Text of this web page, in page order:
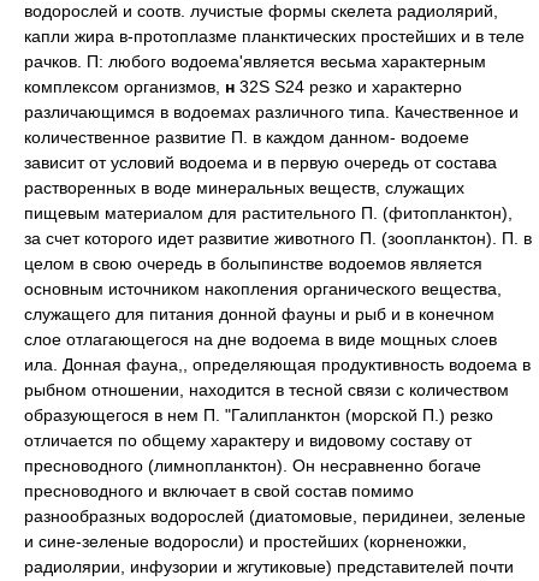
водорослей и соотв. лучистые формы скелета радиолярий,
капли жира в-протоплазме планктических простейших и в теле
рачков. П: любого водоема'является весьма характерным
комплексом организмов, н 32S S24 резко и характерно
различающимся в водоемах различного типа. Качественное и
количественное развитие П. в каждом данном- водоеме
зависит от условий водоема и в первую очередь от состава
растворенных в воде минеральных веществ, служащих
пищевым материалом для растительного П. (фитопланктон),
за счет которого идет развитие животного П. (зоопланктон). П. в
целом в свою очередь в болыпинстве водоемов является
основным источником накопления органического вещества,
служащего для питания донной фауны и рыб и в конечном
слое отлагающегося на дне водоема в виде мощных слоев
ила. Донная фауна,, определяющая продуктивность водоема в
рыбном отношении, находится в тесной связи с количеством
образующегося в нем П. "Галипланктон (морской П.) резко
отличается по общему характеру и видовому составу от
пресноводного (лимнопланктон). Он несравненно богаче
пресноводного и включает в свой состав помимо
разнообразных водорослей (диатомовые, перидинеи, зеленые
и сине-зеленые водоросли) и простейших (корненожки,
радиолярии, инфузории и жгутиковые) представителей почти